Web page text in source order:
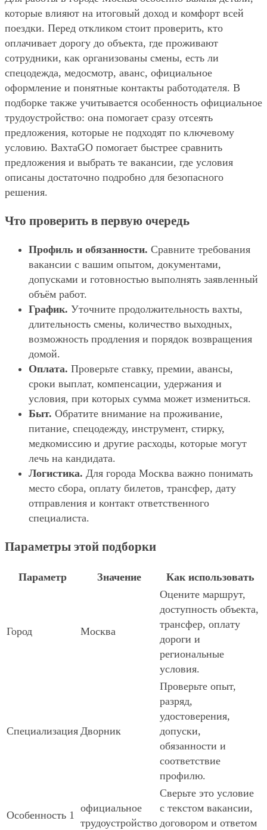
которые влияют на итоговый доход и комфорт всей
поездки. Перед откликом стоит проверить, кто
оплачивает дорогу до объекта, где проживают
сотрудники, как организованы смены, есть ли
спецодежда, медосмотр, аванс, официальное
оформление и понятные контакты работодателя. В
подборке также учитывается особенность официальное
трудоустройство: она помогает сразу отсеять
предложения, которые не подходят по ключевому
условию. ВахтаGO помогает быстрее сравнить
предложения и выбрать те вакансии, где условия
описаны достаточно подробно для безопасного
решения.
Что проверить в первую очередь
Профиль и обязанности. Сравните требования
вакансии с вашим опытом, документами,
допусками и готовностью выполнять заявленный
объём работ.
График. Уточните продолжительность вахты,
длительность смены, количество выходных,
возможность продления и порядок возвращения
домой.
Оплата. Проверьте ставку, премии, авансы,
сроки выплат, компенсации, удержания и
условия, при которых сумма может измениться.
Быт. Обратите внимание на проживание,
питание, спецодежду, инструмент, стирку,
медкомиссию и другие расходы, которые могут
лечь на кандидата.
Логистика. Для города Москва важно понимать
место сбора, оплату билетов, трансфер, дату
отправления и контакт ответственного
специалиста.
Параметры этой подборки
Параметр Значение Как использовать
Город Москва
Оцените маршрут,
доступность объекта,
трансфер, оплату
дороги и
региональные
условия.
Специализация Дворник
Проверьте опыт,
разряд,
удостоверения,
допуски,
обязанности и
соответствие
профилю.
Особенность 1
официальное
трудоустройство
Сверьте это условие
с текстом вакансии,
договором и ответом